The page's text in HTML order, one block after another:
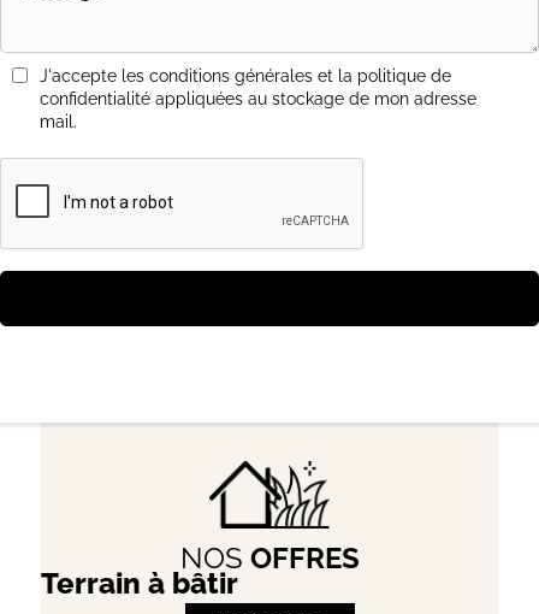
J'accepte les conditions générales et la politique de
confidentialité appliquées au stockage de mon adresse
mail.
NOS OFFRES
Terrain à bâtir